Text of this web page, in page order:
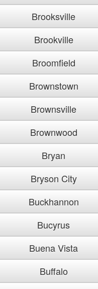
Brooksville
Brookville
Broomfield
Brownstown
Brownsville
Brownwood
Bryan
Bryson City
Buckhannon
Bucyrus
Buena Vista
Buffalo